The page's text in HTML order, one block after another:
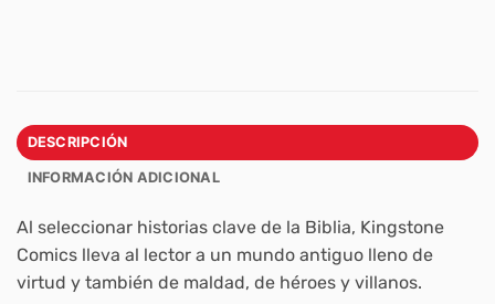
DESCRIPCIÓN
INFORMACIÓN ADICIONAL
Al seleccionar historias clave de la Biblia, Kingstone
Comics lleva al lector a un mundo antiguo lleno de
virtud y también de maldad, de héroes y villanos.